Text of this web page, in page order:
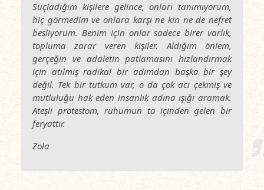
Suçladığım kişilere gelince, onları tanımıyorum,
hiç görmedim ve onlara karşı ne kin ne de nefret
besliyorum. Benim için onlar sadece birer varlık,
topluma zarar veren kişiler. Aldığım önlem,
gerçeğin ve adaletin patlamasını hızlandırmak
için atılmış radikal bir adımdan başka bir şey
değil. Tek bir tutkum var, o da çok acı çekmiş ve
mutluluğu hak eden insanlık adına ışığı aramak.
Ateşli protestom, ruhumun ta içinden gelen bir
feryattır.
Zola